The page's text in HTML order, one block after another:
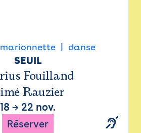
marionnette danse
SEUIL
Fouilland
Rauzier
18 → 22 nov.
Réserver